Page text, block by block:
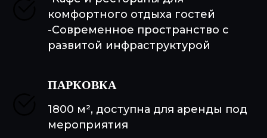
комфортного отдыха гостей
-Современное пространство с
развитой инфраструктурой
ПАРКОВКА
1800 м², доступна для аренды под
мероприятия